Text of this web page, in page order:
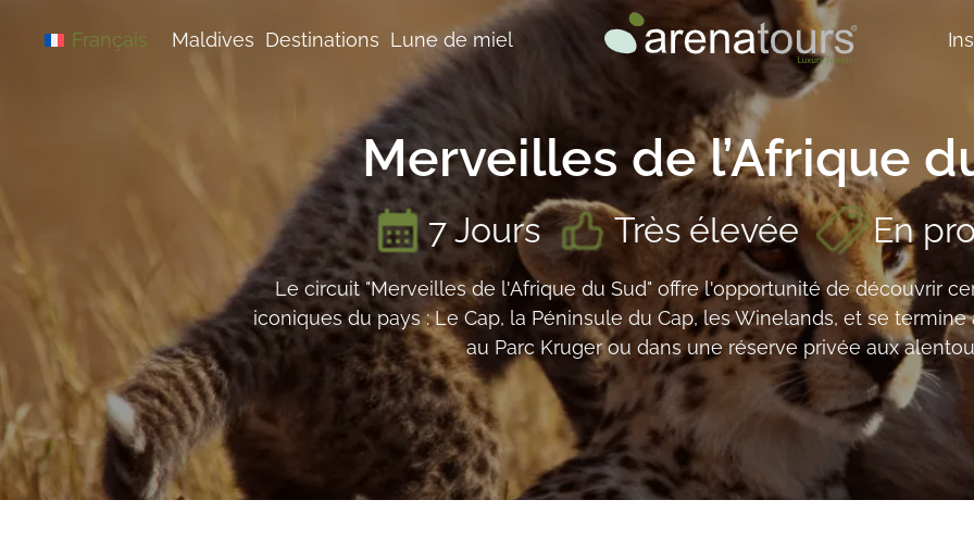
Français Maldives Destinations Lune de miel
Merveilles de l’Afrique
7 Jours Très élevée En
Le circuit "Merveilles de l'Afrique du Sud" offre l'opportunité de découvrir
iconiques du pays : Le Cap, la Péninsule du Cap, les Winelands, et se
au Parc Kruger ou dans une réserve privée aux